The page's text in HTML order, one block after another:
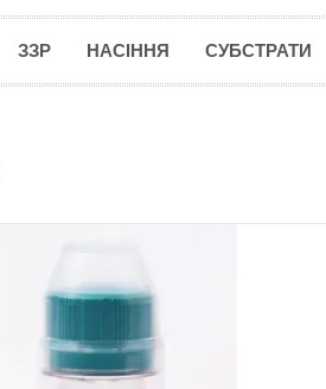
ЗЗР НАСІННЯ СУБСТРАТИ